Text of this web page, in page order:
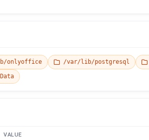
onlyoffice /var/lib/postgresql
VALUE